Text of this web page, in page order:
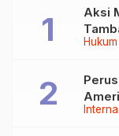
Hukum
Aksi